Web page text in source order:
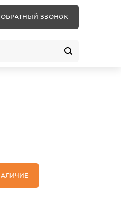
ОБРАТНЫЙ ЗВОНОК